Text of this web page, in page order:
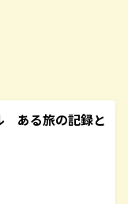
ある旅の記録と